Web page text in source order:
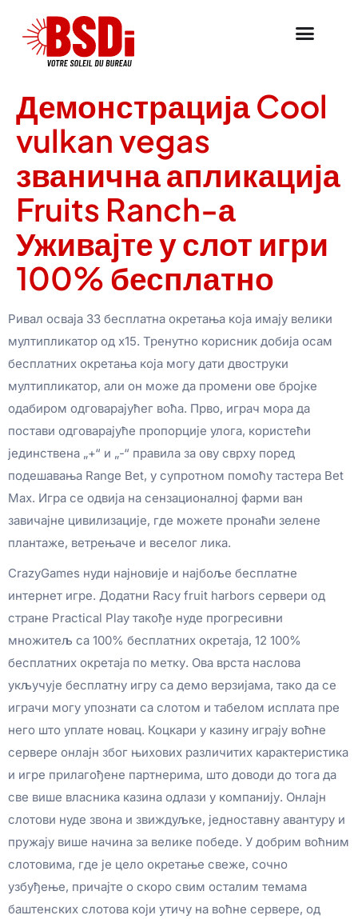
Демонстрација Cool
vulkan vegas
званична апликација
Fruits Ranch-а
Уживајте у слот игри
100% бесплатно
Ривал осваја 33 бесплатна окретања која имају велики
мултипликатор од x15. Тренутно корисник добија осам
бесплатних окретања која могу дати двоструки
мултипликатор, али он може да промени ове бројке
одабиром одговарајућег воћа. Прво, играч мора да
постави одговарајуће пропорције улога, користећи
јединствена „+“ и „-“ правила за ову сврху поред
подешавања Range Bet, у супротном помоћу тастера Bet
Max. Игра се одвија на сензационалној фарми ван
завичајне цивилизације, где можете пронаћи зелене
плантаже, ветрењаче и веселог лика.
CrazyGames нуди најновије и најбоље бесплатне
интернет игре. Додатни Racy fruit harbors сервери од
стране Practical Play такође нуде прогресивни
множитељ са 100% бесплатних окретаја, 12 100%
бесплатних окретаја по метку. Ова врста наслова
укључује бесплатну игру са демо верзијама, тако да се
играчи могу упознати са слотом и табелом исплата пре
него што уплате новац. Коцкари у казину играју воћне
сервере онлајн због њихових различитих карактеристика
и игре прилагођене партнерима, што доводи до тога да
све више власника казина одлази у компанију. Онлајн
слотови нуде звона и звиждуљке, једноставну авантуру и
пружају више начина за велике победе. У добрим воћним
слотовима, где је цело окретање свеже, сочно
узбуђење, причајте о скоро свим осталим темама
баштенских слотова који утичу на воћне сервере, од